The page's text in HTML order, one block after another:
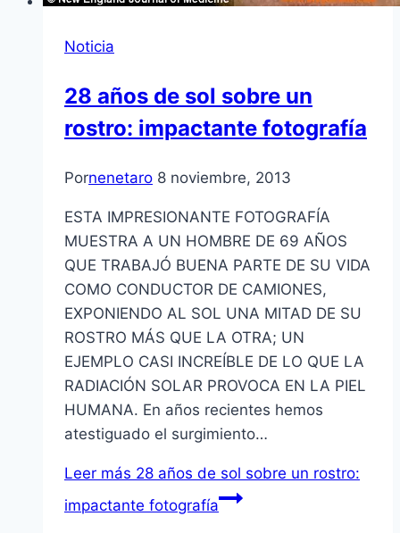
Noticia
28 años de sol sobre un
rostro: impactante fotografía
Pornenetaro 8 noviembre, 2013
ESTA IMPRESIONANTE FOTOGRAFÍA
MUESTRA A UN HOMBRE DE 69 AÑOS
QUE TRABAJÓ BUENA PARTE DE SU VIDA
COMO CONDUCTOR DE CAMIONES,
EXPONIENDO AL SOL UNA MITAD DE SU
ROSTRO MÁS QUE LA OTRA; UN
EJEMPLO CASI INCREÍBLE DE LO QUE LA
RADIACIÓN SOLAR PROVOCA EN LA PIEL
HUMANA. En años recientes hemos
atestiguado el surgimiento…
Leer más 28 años de sol sobre un rostro:
impactante fotografía